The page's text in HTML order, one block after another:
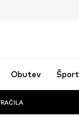
Obutev Šport